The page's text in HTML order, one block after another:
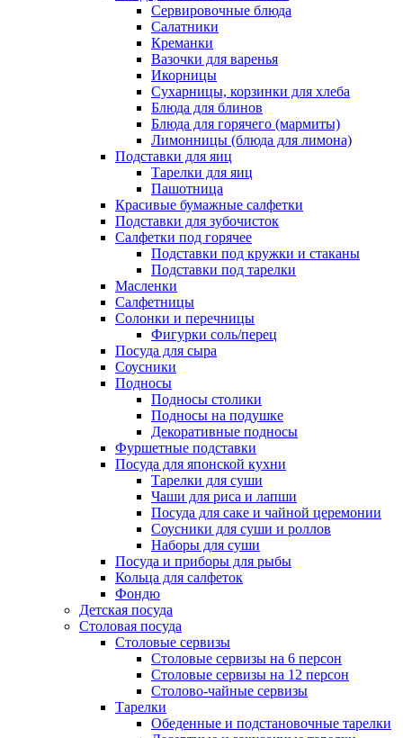
Сервировочные блюда
Салатники
Креманки
Вазочки для варенья
Икорницы
Сухарницы, корзинки для хлеба
Блюда для блинов
Блюда для горячего (мармиты)
Лимонницы (блюда для лимона)
Подставки для яиц
Тарелки для яиц
Пашотница
Красивые бумажные салфетки
Подставки для зубочисток
Салфетки под горячее
Подставки под кружки и стаканы
Подставки под тарелки
Масленки
Салфетницы
Солонки и перечницы
Фигурки соль/перец
Посуда для сыра
Соусники
Подносы
Подносы столики
Подносы на подушке
Декоративные подносы
Фуршетные подставки
Посуда для японской кухни
Тарелки для суши
Чаши для риса и лапши
Посуда для саке и чайной церемонии
Соусники для суши и роллов
Наборы для суши
Посуда и приборы для рыбы
Кольца для салфеток
Фондю
Детская посуда
Столовая посуда
Столовые сервизы
Столовые сервизы на 6 персон
Столовые сервизы на 12 персон
Столово-чайные сервизы
Тарелки
Обеденные и подстановочные тарелки